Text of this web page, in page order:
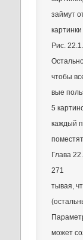
займут
Рис.
чтобы
вые
5
каждый
Глава
271
тывая,
может